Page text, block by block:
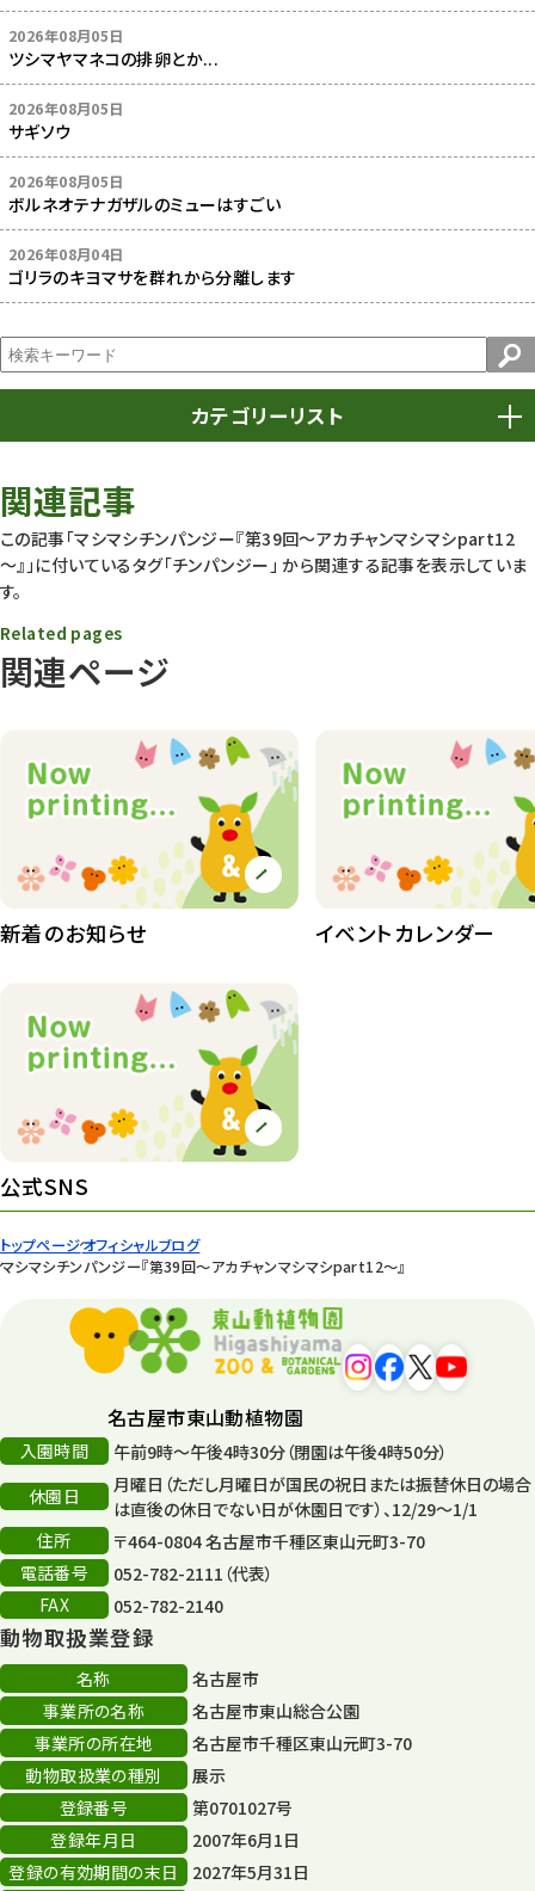
トップページオフィシャルブログ
マシマシチンパンジー『第39回～アカチャンマシマシpart12～』
2026年08月05日
ツシマヤマネコの排卵とか...
2026年08月05日
サギソウ
2026年08月05日
ボルネオテナガザルのミューはすごい
2026年08月04日
ゴリラのキヨマサを群れから分離します
カテゴリーリスト
動物園
動物園長のZooコラム 172
植物園
植物園長の庭
植物園 その他
桜情報 83
紅葉情報 52
イベント
環境教育
遊園地
タワー
森のとこやさん
再生フォーラム
80周年 36
その他
その他イベント
スカイタワー
年末年始のイベント
秋まつり
関連記事
この記事「マシマシチンパンジー『第39回～アカチャンマシマシpart12
～』」に付いているタグ「チンパンジー」 から関連する記事を表示していま
す。
関連ページ
Related pages
新着のお知らせ イベントカレンダー
公式SNS
名古屋市東山動植物園
入園時間
午前9時～午後4時30分（閉園は午後4時50分）
休園日
月曜日（ただし月曜日が国民の祝日または振替休日の場合
は直後の休日でない日が休園日です）、12/29～1/1
住所
〒464-0804 名古屋市千種区東山元町3-70
電話番号
052-782-2111（代表）
FAX
052-782-2140
動物取扱業登録
名称
名古屋市
事業所の名称
名古屋市東山総合公園
事業所の所在地
名古屋市千種区東山元町3-70
動物取扱業の種別
展示
登録番号
第0701027号
登録年月日
2007年6月1日
登録の有効期間の末日
2027年5月31日